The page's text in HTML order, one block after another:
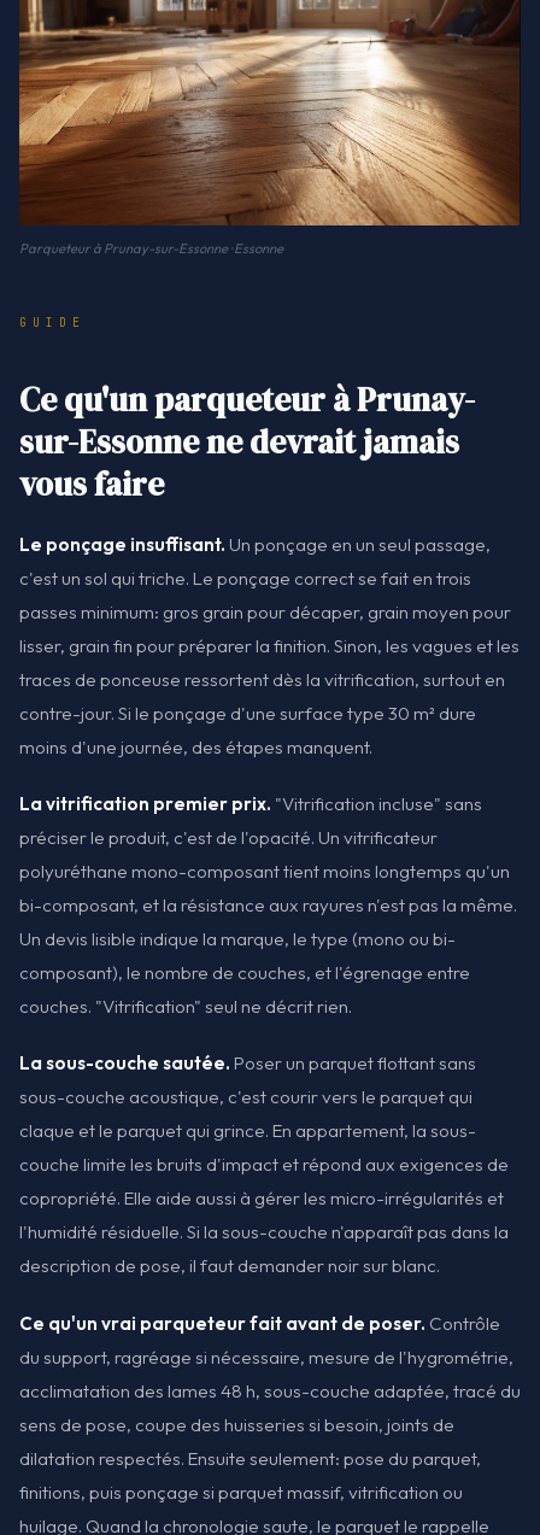
Parqueteur à Prunay-sur-Essonne · Essonne
GUIDE
Ce qu'un parqueteur à Prunay-
sur-Essonne ne devrait jamais
vous faire
Le ponçage insuffisant. Un ponçage en un seul passage,
c'est un sol qui triche. Le ponçage correct se fait en trois
passes minimum: gros grain pour décaper, grain moyen pour
lisser, grain fin pour préparer la finition. Sinon, les vagues et les
traces de ponceuse ressortent dès la vitrification, surtout en
contre-jour. Si le ponçage d'une surface type 30 m² dure
moins d'une journée, des étapes manquent.
La vitrification premier prix. "Vitrification incluse" sans
préciser le produit, c'est de l'opacité. Un vitrificateur
polyuréthane mono-composant tient moins longtemps qu'un
bi-composant, et la résistance aux rayures n'est pas la même.
Un devis lisible indique la marque, le type (mono ou bi-
composant), le nombre de couches, et l'égrenage entre
couches. "Vitrification" seul ne décrit rien.
La sous-couche sautée. Poser un parquet flottant sans
sous-couche acoustique, c'est courir vers le parquet qui
claque et le parquet qui grince. En appartement, la sous-
couche limite les bruits d'impact et répond aux exigences de
copropriété. Elle aide aussi à gérer les micro-irrégularités et
l'humidité résiduelle. Si la sous-couche n'apparaît pas dans la
description de pose, il faut demander noir sur blanc.
Ce qu'un vrai parqueteur fait avant de poser. Contrôle
du support, ragréage si nécessaire, mesure de l'hygrométrie,
acclimatation des lames 48 h, sous-couche adaptée, tracé du
sens de pose, coupe des huisseries si besoin, joints de
dilatation respectés. Ensuite seulement: pose du parquet,
finitions, puis ponçage si parquet massif, vitrification ou
huilage. Quand la chronologie saute, le parquet le rappelle